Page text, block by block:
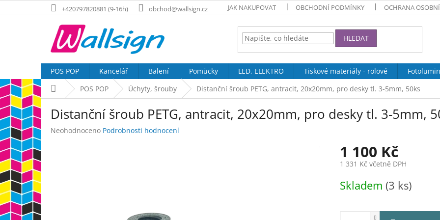
na
+420797820881 (9-16h) obchod@wallsign.cz JAK NAKUPOVAT OBCHODNÍ PODMÍNKY OCHRANA
HLEDAT
POS POP Kancelář Balení Pomůcky LED, ELEKTRO Tiskové materiály - rolové
Domů POS POP Úchyty, šrouby Distanční šroub PETG, antracit, 20x20mm, pro desky tl. 3-5mm, 50ks
Distanční šroub PETG, antracit, 20x20mm, pro desky tl. 3-5mm,
Průměrné
Neohodnoceno Podrobnosti hodnocení
1 100 Kč
1 331 Kč včetně DPH
cena:
Skladem (3 ks)